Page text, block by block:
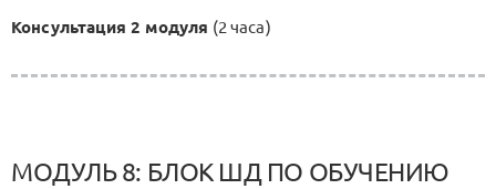
Консультация 2 модуля (2 часа)
МОДУЛЬ 8: БЛОК ШД ПО ОБУЧЕНИЮ